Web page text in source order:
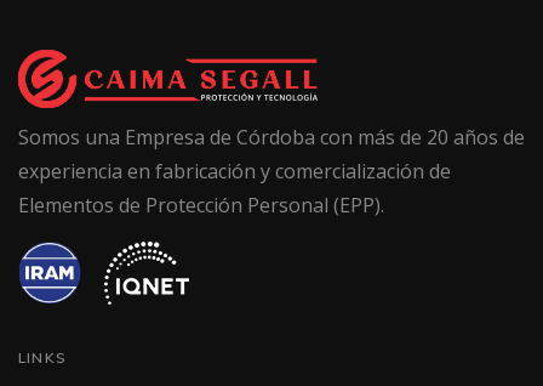
Somos una Empresa de Córdoba con más de 20 años de
experiencia en fabricación y comercialización de
Elementos de Protección Personal (EPP).
LINKS